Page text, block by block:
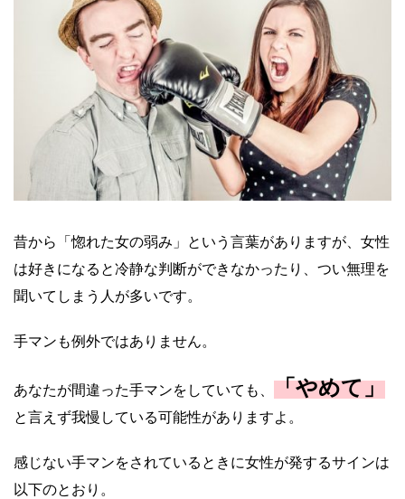
昔から「惚れた女の弱み」という言葉がありますが、女性
は好きになると冷静な判断ができなかったり、つい無理を
聞いてしまう人が多いです。
手マンも例外ではありません。
あなたが間違った手マンをしていても、 「やめて」
と言えず我慢している可能性がありますよ。
感じない手マンをされているときに女性が発するサインは
以下のとおり。